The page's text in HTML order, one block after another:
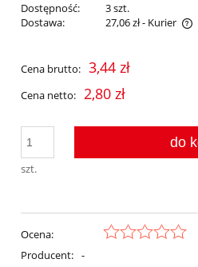
Dostępność:
3 szt.
Dostawa:
27,06 zł- Kurier
Cena nie zawiera ewentualnych
Cena brutto: 3,44 zł
Cena netto: 2,80 zł
szt.
do
Ocena:
Producent: -